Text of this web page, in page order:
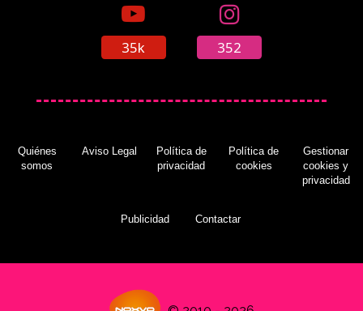
35k 352
Quiénes
somos
Aviso Legal
Política de
privacidad
Política de
cookies
Gestionar
cookies y
privacidad
Publicidad Contactar